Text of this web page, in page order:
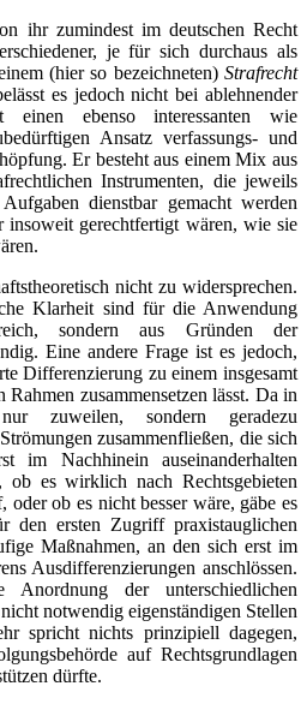
ihr zumindest im deutschen Recht
je für sich durchaus als
(hier so bezeichneten) Strafrecht
es jedoch nicht bei ablehnender
einen ebenso interessanten wie
Ansatz verfassungs- und
Er besteht aus einem Mix aus
Instrumenten, die jeweils
dienstbar gemacht werden
insoweit gerechtfertigt wären, wie sie
nicht zu widersprechen.
Klarheit sind für die Anwendung
sondern aus Gründen der
Eine andere Frage ist es jedoch,
Differenzierung zu einem insgesamt
zusammensetzen lässt. Da in
zuweilen, sondern geradezu
zusammenfließen, die sich
im Nachhinein auseinanderhalten
ob es wirklich nach Rechtsgebieten
oder ob es nicht besser wäre, gäbe es
den ersten Zugriff praxistauglichen
Maßnahmen, an den sich erst im
Ausdifferenzierungen anschlössen.
der unterschiedlichen
notwendig eigenständigen Stellen
spricht nichts prinzipiell dagegen,
auf Rechtsgrundlagen
dürfte.